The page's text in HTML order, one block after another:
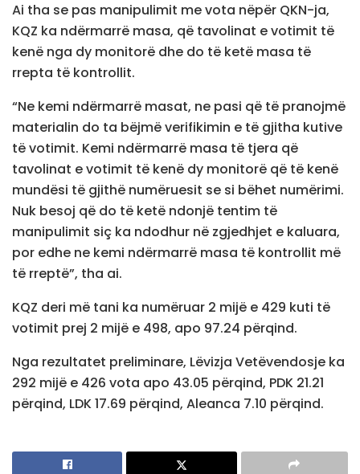
Ai tha se pas manipulimit me vota nëpër QKN-ja,
KQZ ka ndërmarrë masa, që tavolinat e votimit të
kenë nga dy monitorë dhe do të ketë masa të
rrepta të kontrollit.
“Ne kemi ndërmarrë masat, ne pasi që të pranojmë
materialin do ta bëjmë verifikimin e të gjitha kutive
të votimit. Kemi ndërmarrë masa të tjera që
tavolinat e votimit të kenë dy monitorë që të kenë
mundësi të gjithë numëruesit se si bëhet numërimi.
Nuk besoj që do të ketë ndonjë tentim të
manipulimit siç ka ndodhur në zgjedhjet e kaluara,
por edhe ne kemi ndërmarrë masa të kontrollit më
të rreptë”, tha ai.
KQZ deri më tani ka numëruar 2 mijë e 429 kuti të
votimit prej 2 mijë e 498, apo 97.24 përqind.
Nga rezultatet preliminare, Lëvizja Vetëvendosje ka
292 mijë e 426 vota apo 43.05 përqind, PDK 21.21
përqind, LDK 17.69 përqind, Aleanca 7.10 përqind.